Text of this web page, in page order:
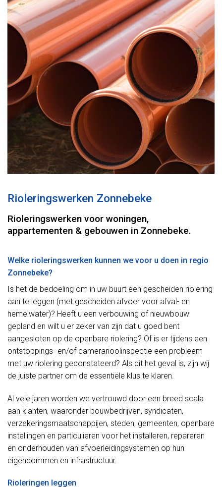
Rioleringswerken Zonnebeke
Rioleringswerken voor woningen,
appartementen & gebouwen in Zonnebeke.
Welke rioleringswerken kunnen we voor u doen in regio
Zonnebeke?
Is het de bedoeling om in uw buurt een gescheiden riolering
aan te leggen (met gescheiden afvoer voor afval- en
hemelwater)? Heeft u een verbouwing of nieuwbouw
gepland en wilt u er zeker van zijn dat u goed bent
aangesloten op de openbare riolering? Of is er tijdens een
ontstoppings- en/of camerarioolinspectie een probleem
met uw riolering geconstateerd? Als dit het geval is, zijn wij
de juiste partner om de essentiële klus te klaren.
Al vele jaren worden we vertrouwd door een breed scala
aan klanten, waaronder bouwbedrijven, syndicaten,
verzekeringsmaatschappijen, steden, gemeenten, openbare
instellingen en particulieren voor het installeren, repareren
en onderhouden van afvoerleidingsystemen op hun
eigendommen en infrastructuur.
Rioleringen leggen